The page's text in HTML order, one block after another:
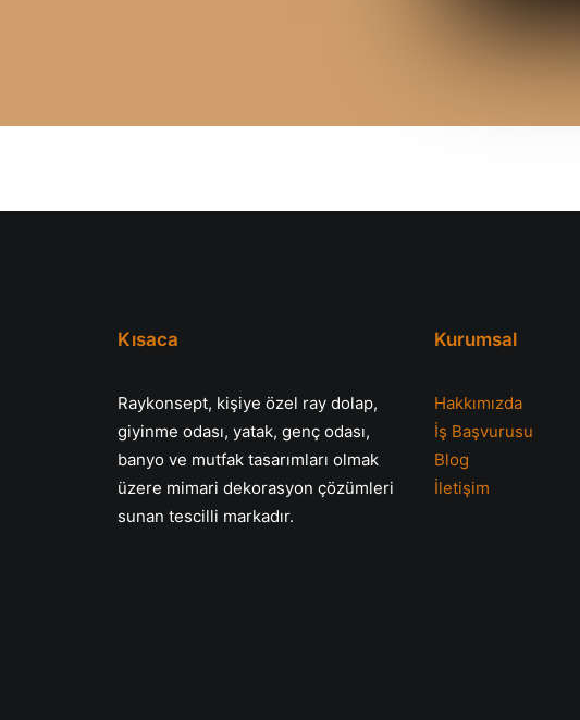
Kısaca
Raykonsept, kişiye özel ray dolap,
giyinme odası, yatak, genç odası,
banyo ve mutfak tasarımları olmak
üzere mimari dekorasyon çözümleri
sunan tescilli markadır.
Kurumsal
Hakkımızda
İş Başvurusu
Blog
İletişim